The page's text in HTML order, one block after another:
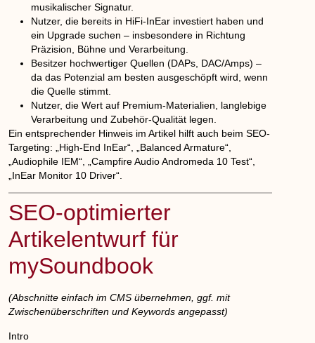
musikalischer Signatur.
Nutzer, die bereits in HiFi-InEar investiert haben und
ein Upgrade suchen – insbesondere in Richtung
Präzision, Bühne und Verarbeitung.
Besitzer hochwertiger Quellen (DAPs, DAC/Amps) –
da das Potenzial am besten ausgeschöpft wird, wenn
die Quelle stimmt.
Nutzer, die Wert auf Premium-Materialien, langlebige
Verarbeitung und Zubehör-Qualität legen.
Ein entsprechender Hinweis im Artikel hilft auch beim SEO-
Targeting: „High-End InEar“, „Balanced Armature“,
„Audiophile IEM“, „Campfire Audio Andromeda 10 Test“,
„InEar Monitor 10 Driver“.
SEO-optimierter
Artikelentwurf für
mySoundbook
(Abschnitte einfach im CMS übernehmen, ggf. mit
Zwischenüberschriften und Keywords angepasst)
Intro